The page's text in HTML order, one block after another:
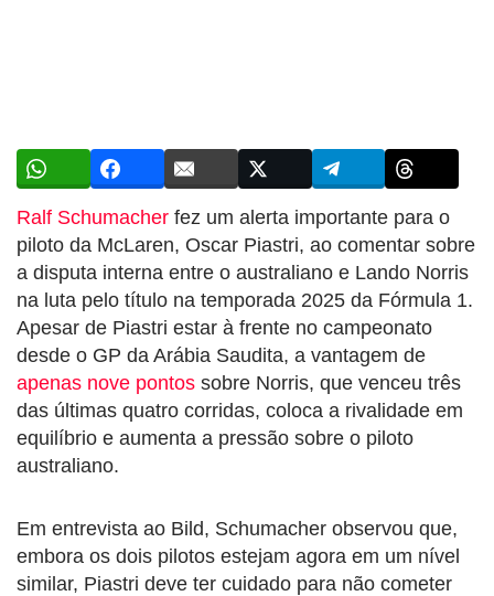
Ralf Schumacher fez um alerta importante para o
piloto da McLaren, Oscar Piastri, ao comentar sobre
a disputa interna entre o australiano e Lando Norris
na luta pelo título na temporada 2025 da Fórmula 1.
Apesar de Piastri estar à frente no campeonato
desde o GP da Arábia Saudita, a vantagem de
apenas nove pontos sobre Norris, que venceu três
das últimas quatro corridas, coloca a rivalidade em
equilíbrio e aumenta a pressão sobre o piloto
australiano.
Em entrevista ao Bild, Schumacher observou que,
embora os dois pilotos estejam agora em um nível
similar, Piastri deve ter cuidado para não cometer